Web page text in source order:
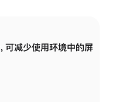
可减少使用环境中的屏